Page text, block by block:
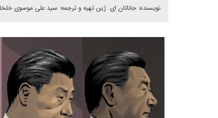
نویسنده: جاناتان ای. ژین تهیه و ترجمه: سید علی موسوی